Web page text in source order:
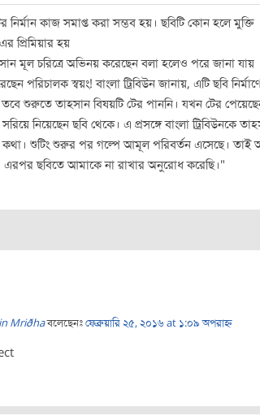
নির্মান কাজ সমাপ্ত করা সম্ভব হয়। ছবিটি কোন হলে মুক্তি
প্রিমিয়ার হয়
মূল চরিত্রে অভিনয় করেছেন বলা হলেও পরে জানা যায়
পরিচালক স্বয়ং! বাংলা ট্রিবিউন জানায়, এটি ছবি
তবে শুরুতে তাহসান বিষয়টি টের পাননি। যখন টের
নিয়েছেন ছবি থেকে। এ প্রসঙ্গে বাংলা ট্রিবিউনকে
শুটিং শুরুর পর গল্পে আমূল পরিবর্তন এসেছে। তাই
এরপর ছবিতে আমাকে না রাখার অনুরোধ করেছি।"
Mriðhaবলেছেনঃফেব্রুয়ারি ২৫, ২০১৬ at ১:০৯ অপরাহ্ন